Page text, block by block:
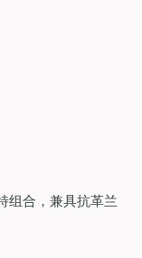
组合， 兼具抗革兰